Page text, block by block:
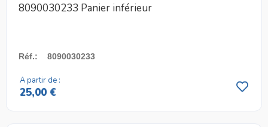
8090030233 Panier inférieur
Réf.: 8090030233
A partir de :
25,00 €